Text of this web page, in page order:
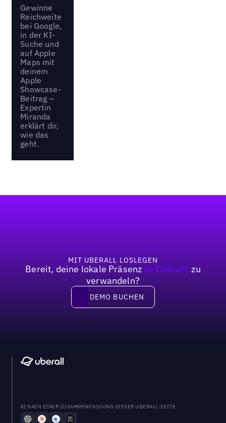
Gewinne
Reichweite
bei Google,
in der KI-
Suche und
auf Apple
Maps mit
deinem
Apple
Showcase-
Beitrag –
Expertin
Miranda
erklärt dir,
wie das
geht.
MIT UBERALL LOSLEGEN
Bereit, deine lokale Präsenz in Umsatzzu
verwandeln?
DEMO BUCHEN
DEMO BUCHEN
KI NACH EINER ZUSAMMENFASSUNG DIESER UBERALL-SEITE